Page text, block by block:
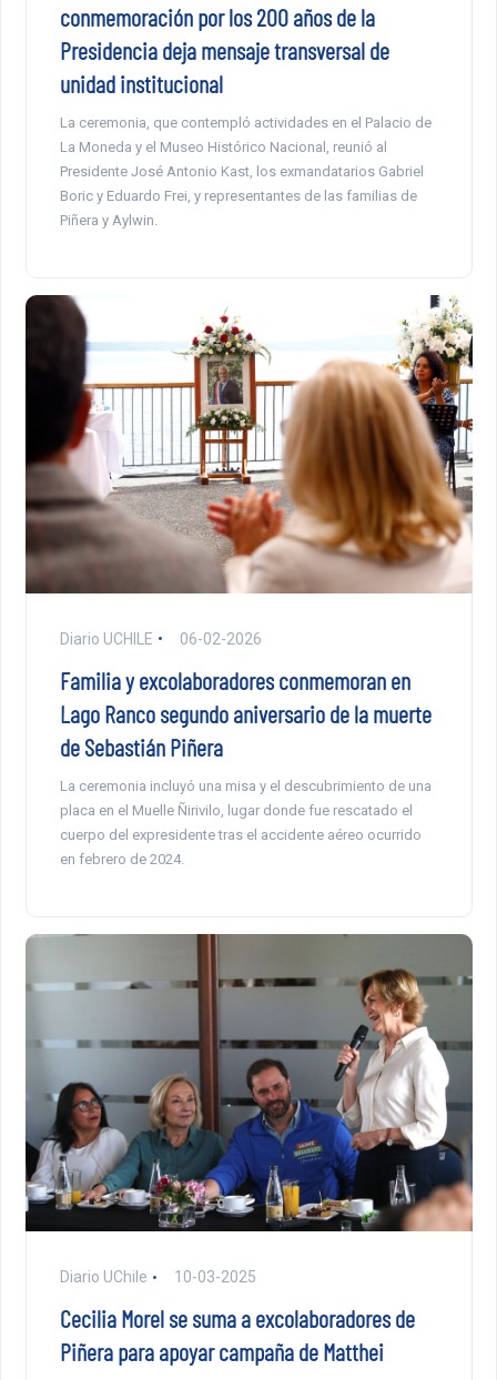
conmemoración por los 200 años de la
Presidencia deja mensaje transversal de
unidad institucional
La ceremonia, que contempló actividades en el Palacio de
La Moneda y el Museo Histórico Nacional, reunió al
Presidente José Antonio Kast, los exmandatarios Gabriel
Boric y Eduardo Frei, y representantes de las familias de
Piñera y Aylwin.
Diario UCHILE 06-02-2026
Familia y excolaboradores conmemoran en
Lago Ranco segundo aniversario de la muerte
de Sebastián Piñera
La ceremonia incluyó una misa y el descubrimiento de una
placa en el Muelle Ñirivilo, lugar donde fue rescatado el
cuerpo del expresidente tras el accidente aéreo ocurrido
en febrero de 2024.
Diario UChile 10-03-2025
Cecilia Morel se suma a excolaboradores de
Piñera para apoyar campaña de Matthei